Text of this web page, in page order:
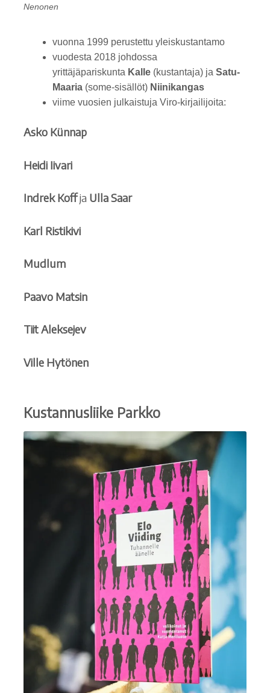
Nenonen
vuonna 1999 perustettu yleiskustantamo
vuodesta 2018 johdossa
yrittäjäpariskunta Kalle(kustantaja) ja Satu-
Maaria (some-sisällöt) Niinikangas
viime vuosien julkaistuja Viro-kirjailijoita:
Asko Künnap
Heidi Iivari
Indrek Koffja Ulla Saar
Karl Ristikivi
Mudlum
Paavo Matsin
Tiit Aleksejev
Ville Hytönen
Kustannusliike Parkko